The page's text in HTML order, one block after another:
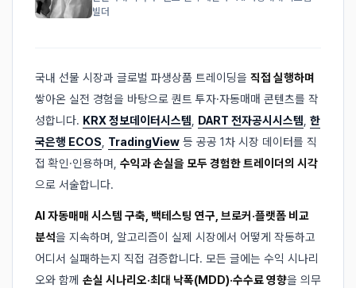
빌더
국내 선물 시장과 글로벌 파생상품 트레이딩을 직접 실행하며
쌓아온 실전 경험을 바탕으로 퀀트 투자·자동매매 콘텐츠를 작
성합니다. KRX 정보데이터시스템 DART 전자공시시스템 한
국은행 ECOS TradingView 등 공공 1차 시장 데이터를 직
접 확인·인용하며, 수익과 손실을 모두 경험한 트레이더의 시각
으로 서술합니다.
AI 자동매매 시스템 구축, 백테스팅 연구, 브로커·플랫폼 비교
분석을 지속하며, 알고리즘이 실제 시장에서 어떻게 작동하고
어디서 실패하는지 직접 검증합니다. 모든 글에는 수익 시나리
오와 함께 손실 시나리오·최대 낙폭(MDD)·수수료 영향을 의무